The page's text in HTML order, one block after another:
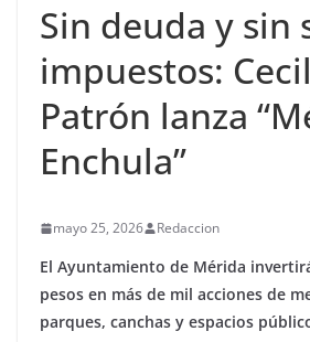
Sin deuda y sin
impuestos:
Patrón lanza
Enchula”
mayo 25, 2026 Redaccion
El Ayuntamiento de Mérida
pesos en más de mil acciones de
parques, canchas y espacios